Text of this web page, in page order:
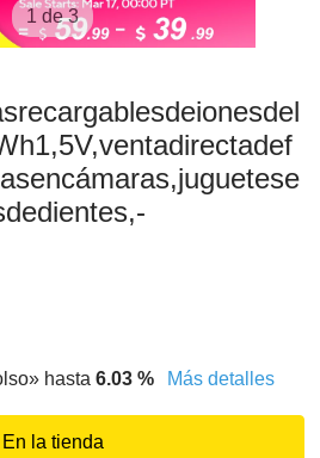
1 de 3
hasta 6.03 % Más detalles
En la tienda